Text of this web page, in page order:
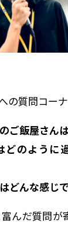
の質問コーナ
ご飯屋さんは
どのように
どんな感じ
んだ質問が